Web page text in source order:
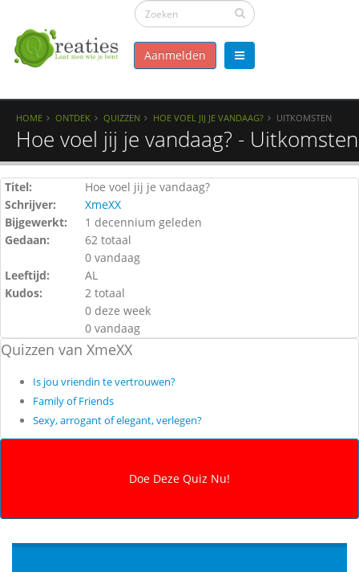
Aanmelden
HOME ONTDEK QUIZZEN HOE VOEL JIJ JE VANDAAG? UITKOMSTEN
Hoe voel jij je vandaag? - Uitkomsten
Titel:
Hoe voel jij je vandaag?
Schrijver:
XmeXX
Bijgewerkt:
1 decennium geleden
Gedaan:
62 totaal
0 vandaag
Leeftijd:
AL
Kudos:
2 totaal
0 deze week
0 vandaag
Quizzen van XmeXX
Is jou vriendin te vertrouwen?
Family of Friends
Sexy, arrogant of elegant, verlegen?